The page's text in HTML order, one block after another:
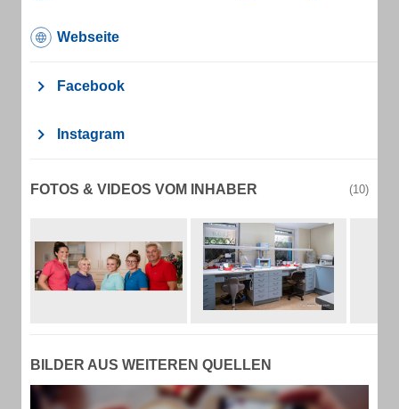
Webseite
Facebook
Instagram
FOTOS & VIDEOS VOM INHABER (10)
BILDER AUS WEITEREN QUELLEN